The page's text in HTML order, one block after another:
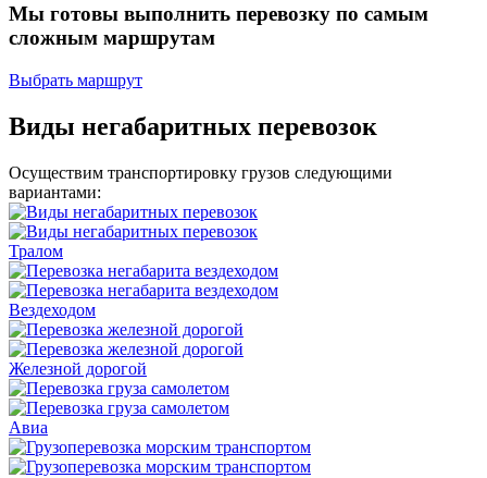
Мы готовы выполнить перевозку по самым
сложным маршрутам
Выбрать маршрут
Виды негабаритных перевозок
Осуществим транспортировку грузов следующими
вариантами:
Тралом
Вездеходом
Железной дорогой
Авиа